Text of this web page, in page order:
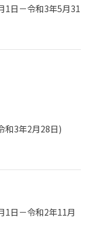
1日－令和3年5月31
和3年2月28日)
1日－令和2年11月